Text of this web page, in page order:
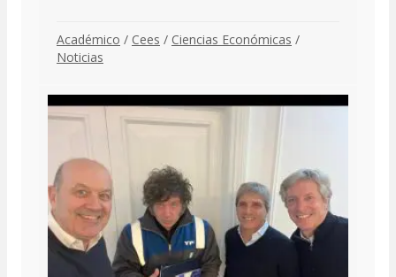
Académico / Cees / Ciencias Económicas /
Noticias